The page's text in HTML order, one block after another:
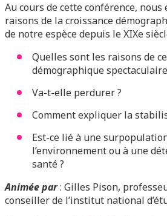
Au cours de cette conférence,
raisons de la croissance
de notre espèce depuis le XIXe
Quelles sont les raisons de
démographique
Va-t-elle perdurer ?
Comment expliquer la
Est-ce lié à une
l’environnement ou à une
santé ?
Animée par: Gilles Pison,
conseiller de l’institut national